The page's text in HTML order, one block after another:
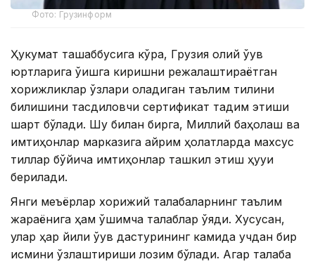
Фото: Грузинформ
Ҳукумат ташаббусига кўра, Грузия олий ўқув
юртларига ўқишга киришни режалаштираётган
хорижликлар ўзлари оладиган таълим тилини
билишини тасдиқловчи сертификат тақдим этиши
шарт бўлади. Шу билан бирга, Миллий баҳолаш ва
имтиҳонлар марказига айрим ҳолатларда махсус
тиллар бўйича имтиҳонлар ташкил этиш ҳуқуқи
берилади.
Янги меъёрлар хорижий талабаларнинг таълим
жараёнига ҳам қўшимча талаблар қўяди. Хусусан,
улар ҳар йили ўқув дастурининг камида учдан бир
қисмини ўзлаштириши лозим бўлади. Агар талаба